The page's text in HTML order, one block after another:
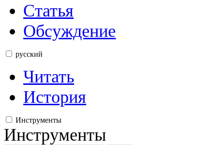
Статья
Обсуждение
русский
Читать
История
Инструменты
Инструменты